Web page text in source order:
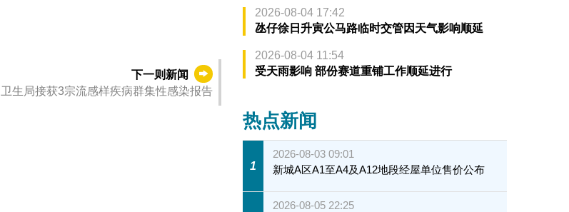
下一则新闻
卫生局接获3宗流感样疾病群集性感染报告
2026-08-04 17:42
氹仔徐日升寅公马路临时交管因天气影响顺延
2026-08-04 11:54
受天雨影响 部份赛道重铺工作顺延进行
热点新闻
1
2026-08-03 09:01
新城A区A1至A4及A12地段经屋单位售价公布
2026-08-05 22:25